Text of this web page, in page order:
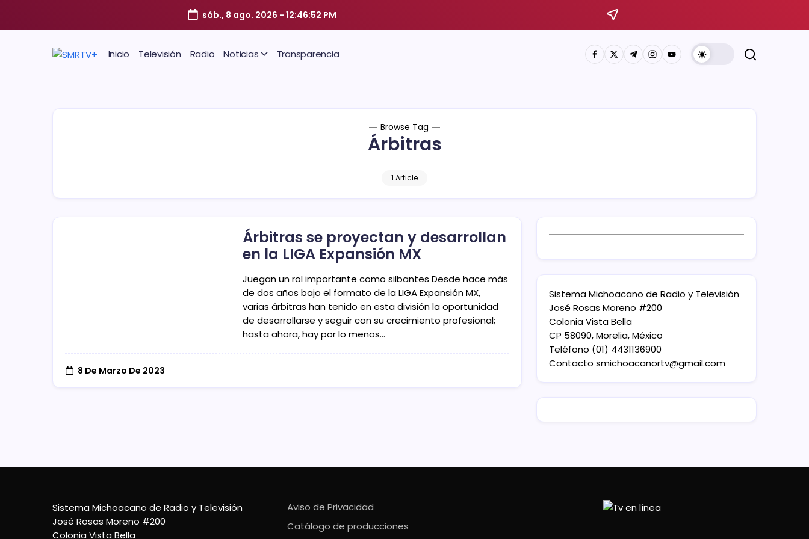
sáb., 8 ago. 2026 - 12:46:53 PM
Inicio Televisión Radio Noticias Transparencia
Browse Tag
Árbitras
1 Article
Árbitras se proyectan y desarrollan
en la LIGA Expansión MX
Juegan un rol importante como silbantes Desde hace más
de dos años bajo el formato de la LIGA Expansión MX,
varias árbitras han tenido en esta división la oportunidad
de desarrollarse y seguir con su crecimiento profesional;
hasta ahora, hay por lo menos…
8 De Marzo De 2023
Sistema Michoacano de Radio y Televisión
José Rosas Moreno #200
Colonia Vista Bella
CP 58090, Morelia, México
Teléfono (01) 4431136900
Contacto smichoacanortv@gmail.com
Sistema Michoacano de Radio y Televisión
José Rosas Moreno #200
Colonia Vista Bella
Aviso de Privacidad
Catálogo de producciones